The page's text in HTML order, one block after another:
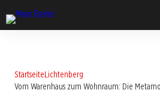
StartseiteLichtenberg
Vom Warenhaus zum Wohnraum: Die